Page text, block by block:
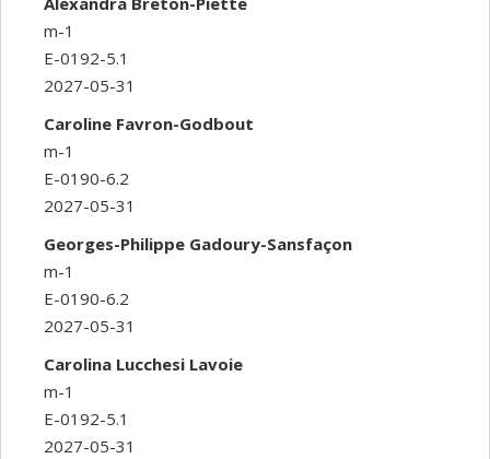
m-1
E-0192-5.1
2027-05-31
Caroline Favron-Godbout
m-1
E-0190-6.2
2027-05-31
Georges-Philippe Gadoury-Sansfaçon
m-1
E-0190-6.2
2027-05-31
Carolina Lucchesi Lavoie
m-1
E-0192-5.1
2027-05-31